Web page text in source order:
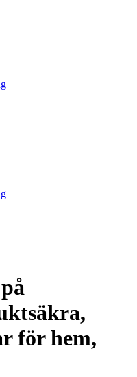
för hem,